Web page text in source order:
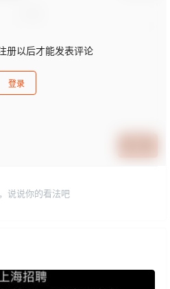
册以后才能发表评论
登录
说说你的看法吧